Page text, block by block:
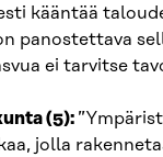
kääntää
panostettava
ei tarvitse
(5):
jolla